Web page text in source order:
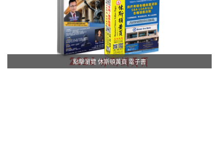
點擊瀏覽 休斯頓黃頁 電子書